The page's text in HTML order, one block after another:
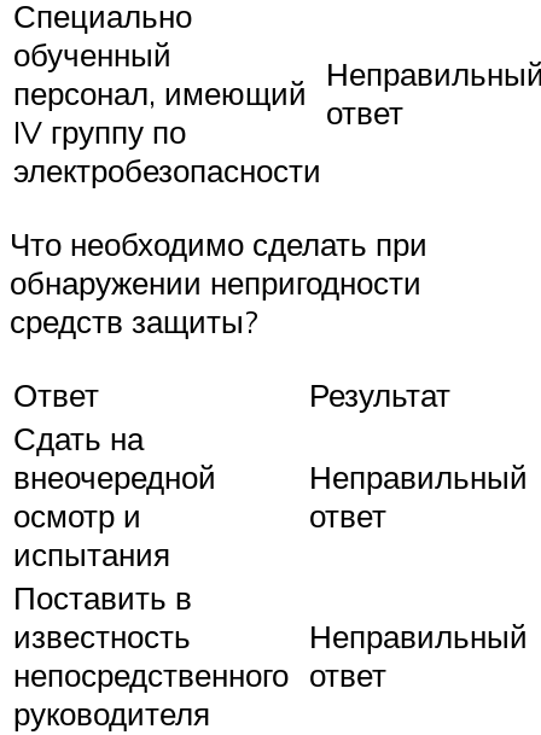
Специально
обученный
персонал, имеющий
IV группу по
электробезопасности
ответ
Что необходимо сделать при
обнаружении непригодности
средств защиты?
Ответ
Результат
Сдать на
внеочередной
осмотр и
испытания
Неправильный
ответ
Поставить в
известность
непосредственного
руководителя
Неправильный
ответ